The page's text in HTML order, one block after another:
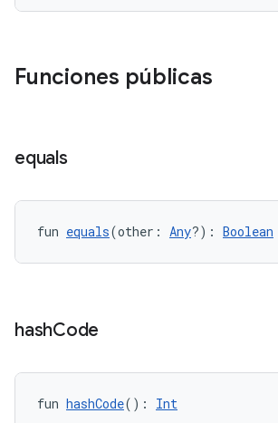
Funciones públicas
equals
fun equals(other: Any?): Boolean
hashCode
fun hashCode(): Int